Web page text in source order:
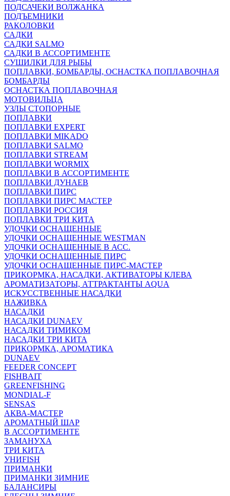
ПОДСАЧЕКИ ВОЛЖАНКА
ПОДЪЕМНИКИ
РАКОЛОВКИ
САДКИ
САДКИ SALMO
САДКИ В АССОРТИМЕНТЕ
СУШИЛКИ ДЛЯ РЫБЫ
ПОПЛАВКИ, БОМБАРДЫ, ОСНАСТКА ПОПЛАВОЧНАЯ
БОМБАРДЫ
ОСНАСТКА ПОПЛАВОЧНАЯ
МОТОВИЛЬЦА
УЗЛЫ СТОПОРНЫЕ
ПОПЛАВКИ
ПОПЛАВКИ EXPERT
ПОПЛАВКИ MIKADO
ПОПЛАВКИ SALMO
ПОПЛАВКИ STREAM
ПОПЛАВКИ WORMIX
ПОПЛАВКИ В АССОРТИМЕНТЕ
ПОПЛАВКИ ДУНАЕВ
ПОПЛАВКИ ПИРС
ПОПЛАВКИ ПИРС МАСТЕР
ПОПЛАВКИ РОССИЯ
ПОПЛАВКИ ТРИ КИТА
УДОЧКИ ОСНАЩЕННЫЕ
УДОЧКИ ОСНАЩЕННЫЕ WESTMAN
УДОЧКИ ОСНАЩЕННЫЕ В АСС.
УДОЧКИ ОСНАЩЕННЫЕ ПИРС
УДОЧКИ ОСНАЩЕННЫЕ ПИРС-МАСТЕР
ПРИКОРМКА, НАСАДКИ, АКТИВАТОРЫ КЛЕВА
АРОМАТИЗАТОРЫ, АТТРАКТАНТЫ AQUA
ИСКУССТВЕННЫЕ НАСАДКИ
НАЖИВКА
НАСАДКИ
НАСАДКИ DUNAEV
НАСАДКИ ТИМИКОМ
НАСАДКИ ТРИ КИТА
ПРИКОРМКА, АРОМАТИКА
DUNAEV
FEEDER CONCEPT
FISHBAIT
GREENFISHING
MONDIAL-F
SENSAS
АКВА-МАСТЕР
АРОМАТНЫЙ ШАР
В АССОРТИМЕНТЕ
ЗАМАНУХА
ТРИ КИТА
УНИFISH
ПРИМАНКИ
ПРИМАНКИ ЗИМНИЕ
БАЛАНСИРЫ